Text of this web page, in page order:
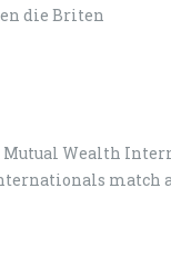
die Briten
Mutual Wealth
match